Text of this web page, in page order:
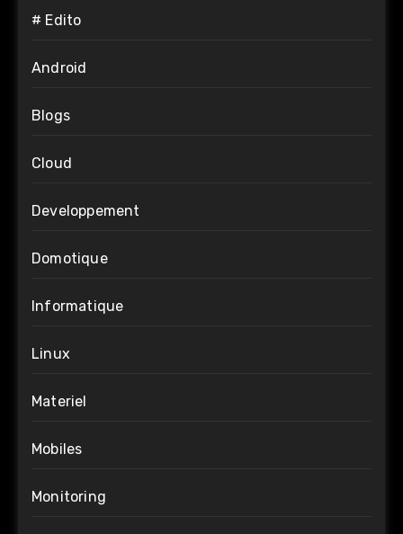
# Edito
Android
Blogs
Cloud
Developpement
Domotique
Informatique
Linux
Materiel
Mobiles
Monitoring